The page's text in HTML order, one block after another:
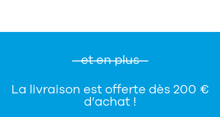
et en plus
La livraison est offerte dès 200 €
d’achat !